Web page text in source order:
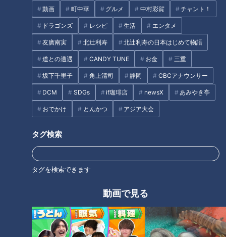
動画 町中華 グルメ 中村彩賀 チャント！
ドラゴンズ レシピ 生活 エンタメ
友廣南実 北辻利寿 北辻利寿の日本はじめて物語
道との遭遇 CANDY TUNE お金 三重
坂下千里子 角上清司 静岡 CBCアナウンサー
DCM SDGs if珈琲店 newsX あみやき亭
おでかけ とんかつ アジア大会
タグ検索
タグを検索できます
動画で見る
重・紀宝町にある日本で唯一ウ
ミガメを飼育する道の駅とは？
「鶏天うどん」とは？地元の子
どもも大絶賛の巨大な「アップ
ルパイ」も調査！
グルメ チャント！ 三重 加藤愛
愛されフード
オススメ関連コンテンツ
ほぼ岐阜・恵那市岩村町だけ愛
されフード『菊いもの味噌漬
け』をいただきます！【愛され
フード】
ほぼ愛知・江南市だけ愛されフ
ード『ステーキモーニング』を
いただきます！【愛されフー
ド】